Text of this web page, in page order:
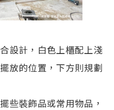
設計，白色上櫃配上淺
放的位置，下方則規劃
些裝飾品或常用物品，